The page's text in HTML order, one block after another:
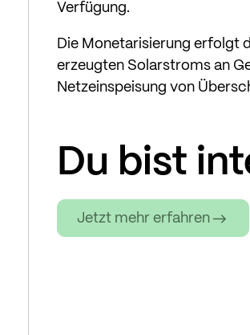
Verfügung.
Die Monetarisierung erfolgt
erzeugten Solarstroms an
Netzeinspeisung von
Du bist
Jetzt mehr erfahren